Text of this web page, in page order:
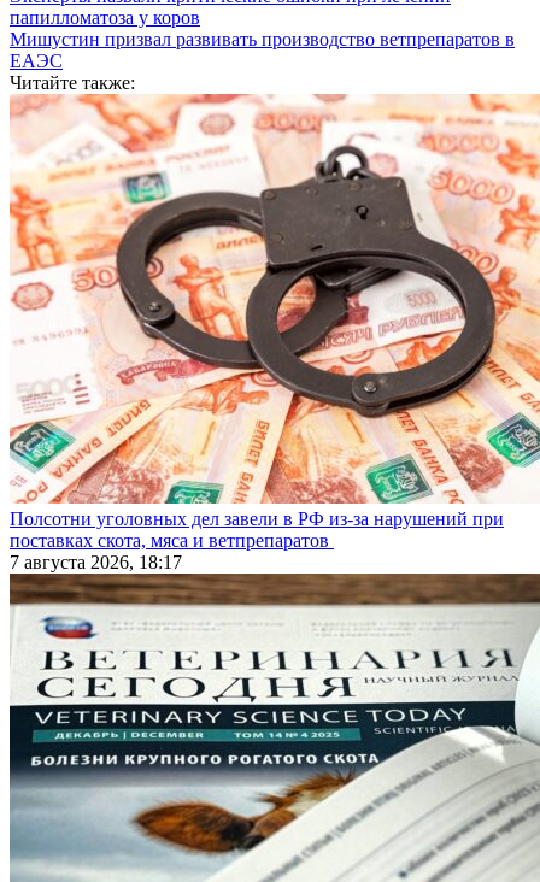
папилломатоза у коров
Мишустин призвал развивать производство ветпрепаратов в
ЕАЭС
Читайте также:
Полсотни уголовных дел завели в РФ из-за нарушений при
поставках скота, мяса и ветпрепаратов
7 августа 2026, 18:17